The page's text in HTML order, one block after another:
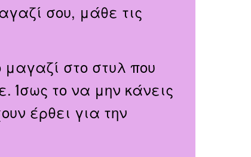
σου, μάθε τις
στο στυλ που
Ίσως το να μην κάνεις
έρθει για την